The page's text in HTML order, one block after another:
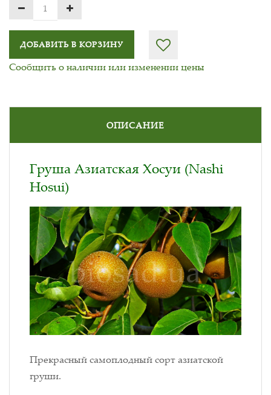
ДОБАВИТЬ В КОРЗИНУ
Сообщить о наличии или изменении цены
ОПИСАНИЕ
Груша Азиатская Хосуи (Nashi
Hosui)
Прекрасный самоплодный сорт азиатской
груши.